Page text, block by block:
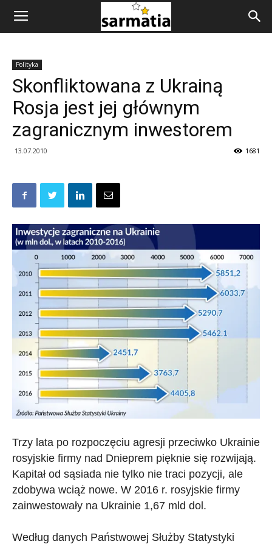
Polityka
Skonfliktowana z Ukrainą
Rosja jest jej głównym
zagranicznym inwestorem
13.07.2010 1681
Trzy lata po rozpoczęciu agresji przeciwko Ukrainie
rosyjskie firmy nad Dnieprem pięknie się rozwijają.
Kapitał od sąsiada nie tylko nie traci pozycji, ale
zdobywa wciąż nowe. W 2016 r. rosyjskie firmy
zainwestowały na Ukrainie 1,67 mld dol.
Według danych Państwowej Służby Statystyki